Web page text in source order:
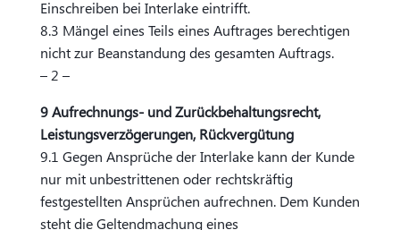
Einschreiben bei Interlake eintrifft.
8.3 Mängel eines Teils eines Auftrages berechtigen
nicht zur Beanstandung des gesamten Auftrags.
– 2 –
9 Aufrechnungs- und Zurückbehaltungsrecht,
Leistungsverzögerungen, Rückvergütung
9.1 Gegen Ansprüche der Interlake kann der Kunde
nur mit unbestrittenen oder rechtskräftig
festgestellten Ansprüchen aufrechnen. Dem Kunden
steht die Geltendmachung eines